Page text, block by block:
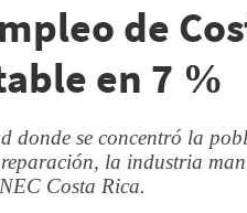
de
en 7 %
donde se concentró la
la industria
Costa Rica.